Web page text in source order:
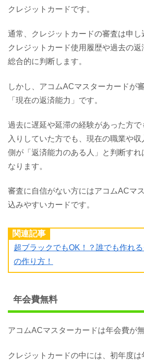
クレジットカードです。
通常、クレジットカードの審査は申
クレジットカード使用履歴や過去の
総合的に判断します。
しかし、アコムACマスターカードが
「現在の返済能力」です。
過去に遅延や延滞の経験があった方で
入りしていた方でも、現在の職業や
側が「返済能力のある人」と判断すれ
なります。
審査に自信がない方にはアコムACマ
込みやすいカードです。
関連記事
超ブラックでもOK！？誰でも作れ
の作り方！
年会費無料
アコムACマスターカードは年会費が無
クレジットカードの中には、初年度は